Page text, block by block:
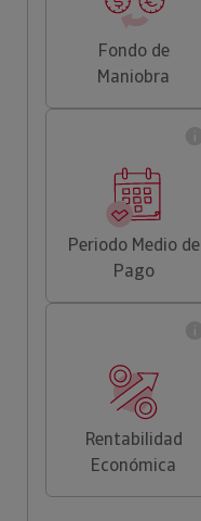
Fondo de
Maniobra
Periodo Medio de
Pago
Rentabilidad
Económica